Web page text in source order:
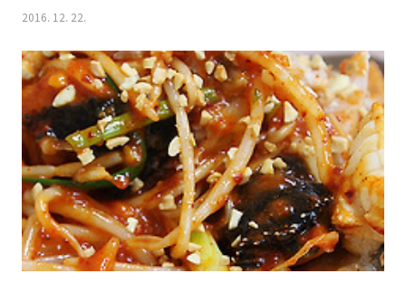
종거리에도 화려한 불빛 거리를 조성했다는 소식에 한 달음에 다녀 왔습
산을 대표해오는 거리입니다. 비록 지금은 주변 상권이 쇠퇴하여 예전에
비해 찾는 이들이 많이 줄었지만, 창동 예술촌이 들어선 이후 사람들의
발걸음이 점차 늘어나고 있습니다. 주말에는 창동을 찾는 사람들 때문에
주차에 곤란을 겪는 경우가 많기 때문에 공영주차장이나 인근 유료주차
장을 이용하는 것이 좋습니다. 그래서 저는 조금 떨어진 육호광장 주변에
차량을 주차한 후 불종..
2016. 12. 22.